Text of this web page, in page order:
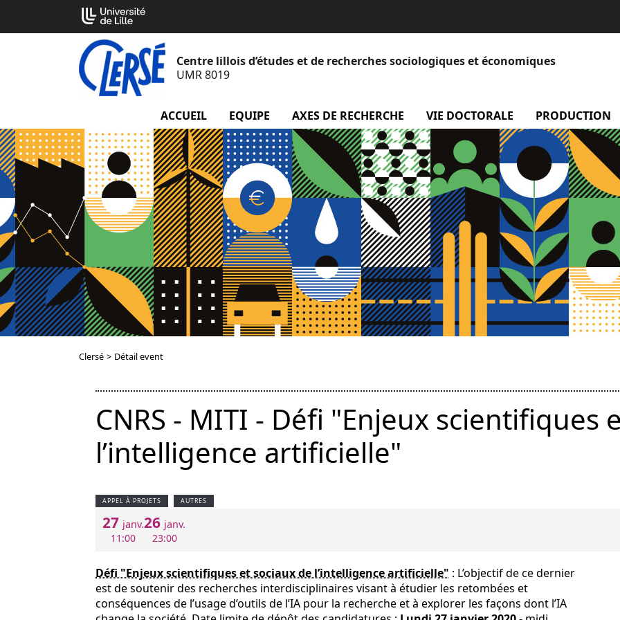
contenu
Centre lillois d’études et de recherches sociologiques et économiques
UMR 8019
ACCUEIL EQUIPE menu Equipe
AXES DE RECHERCHE menu Axes de recherche
VIE DOCTORALE menu Vie
PRODUCTION
Clersé > Détail event
CNRS - MITI - Défi "Enjeux scientifiques
l’intelligence artificielle"
APPEL À PROJETS AUTRES
27 janv.
11:00
26 janv.
23:00
Défi "Enjeux scientifiques et sociaux de l’intelligence artificielle" : L’objectif de ce dernier
est de soutenir des recherches interdisciplinaires visant à étudier les retombées et
conséquences de l’usage d’outils de l’IA pour la recherche et à explorer les façons dont l’IA
Cookies management panel